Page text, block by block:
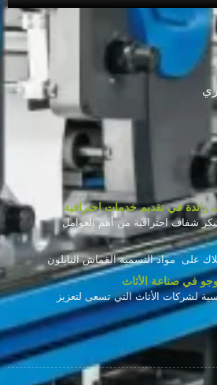
في تقديم خدمات احترافية
شفاف احترافية من أهم العوامل
على مواد التسمية القماش النايلون
في صناعة الأثاث
لشركات الأثاث التي تسعى لتعزيز